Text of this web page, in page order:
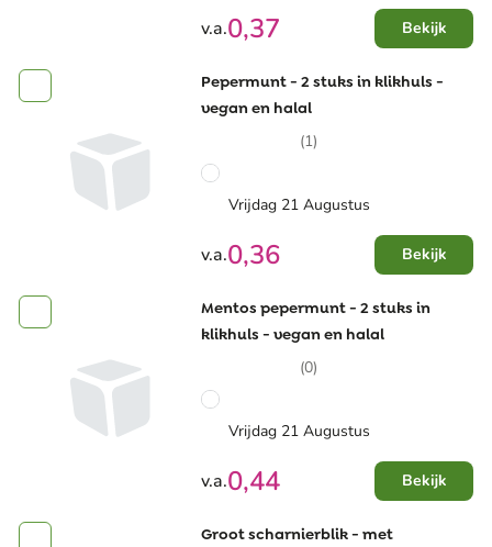
v.a.0,37 Bekijk
Pepermunt - 2 stuks in klikhuls -
vegan en halal
(1)
Vrijdag 21 Augustus
v.a.0,36 Bekijk
Mentos pepermunt - 2 stuks in
klikhuls - vegan en halal
(0)
Vrijdag 21 Augustus
v.a.0,44 Bekijk
Groot scharnierblik - met